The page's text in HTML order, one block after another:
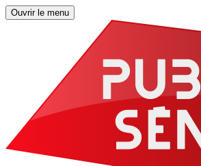
Ouvrir le menu